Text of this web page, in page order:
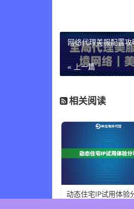
网络代理美服配置
« 上一篇
相关阅读
动态住宅IP试用体验